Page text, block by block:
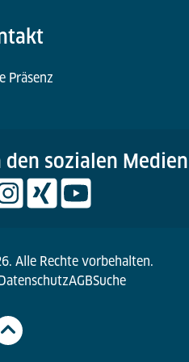
Präsenz
den sozialen Medien
Alle Rechte vorbehalten.
AGBSuche